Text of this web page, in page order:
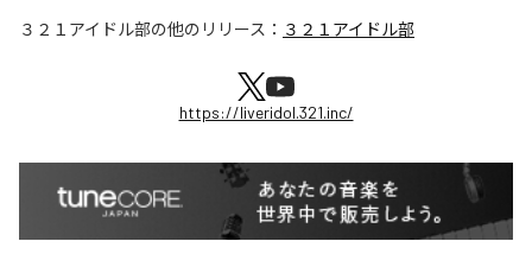
３２１アイドル部の他のリリース： ３２１アイドル部
https://liveridol.321.inc/